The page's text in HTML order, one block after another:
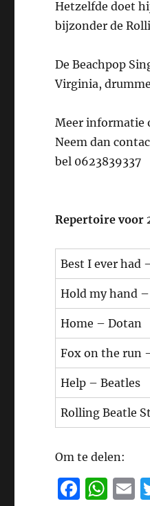
Hetzelfde doet
bijzonder de
De Beachpop
Virginia,
Meer informatie
Neem dan
bel 0623839337
Repertoire voor
Best I ever had
Hold my hand –
Home – Dotan
Fox on the run
Help – Beatles
Rolling Beatle
Om te delen:
F
W E